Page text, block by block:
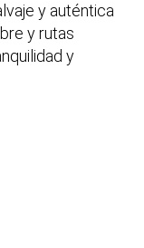
y auténtica
y rutas
y